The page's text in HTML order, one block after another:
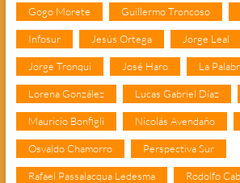
Gogo Morete Guillermo Troncoso
Infosur Jesús Ortega Jorge Leal
Jorge Tronqui José Haro La
Lorena González Lucas Gabriel Díaz
Mauricio Bonfigli Nicolás Avendaño
Osvaldo Chamorro Perspectiva Sur
Rafael Passalacqua Ledesma Rodolfo